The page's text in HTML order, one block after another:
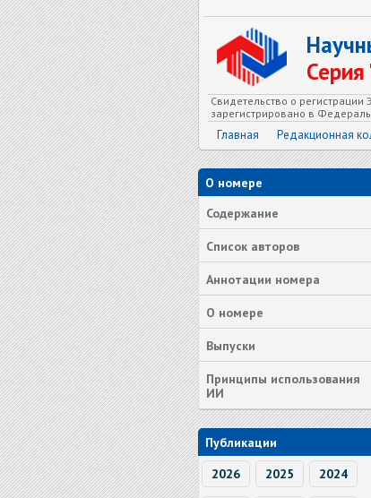
Свидетельство о
зарегистрировано в
Главная Редакционная
О номере
Содержание
Список авторов
Аннотации номера
О номере
Выпуски
Принципы использования
ИИ
Публикации
2026
2025 2024